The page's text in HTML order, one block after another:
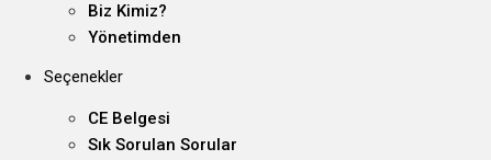
Biz Kimiz?
Yönetimden
Seçenekler
CE Belgesi
Sık Sorulan Sorular